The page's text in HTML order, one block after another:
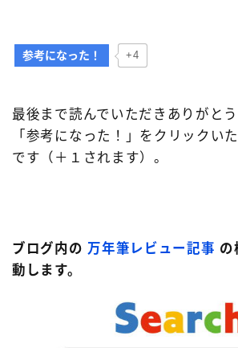
参考になった！ +4
最後まで読んでいただきありがと
「参考になった！」をクリックい
です（＋１されます）。
ブログ内の 万年筆レビュー記事 の
動します。